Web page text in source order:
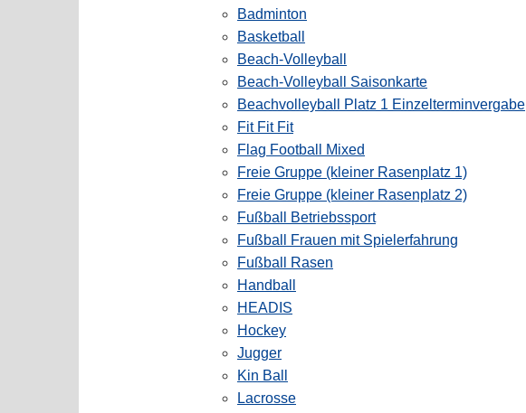
Badminton
Basketball
Beach-Volleyball
Beach-Volleyball Saisonkarte
Beachvolleyball Platz 1 Einzelterminvergabe
Fit Fit Fit
Flag Football Mixed
Freie Gruppe (kleiner Rasenplatz 1)
Freie Gruppe (kleiner Rasenplatz 2)
Fußball Betriebssport
Fußball Frauen mit Spielerfahrung
Fußball Rasen
Handball
HEADIS
Hockey
Jugger
Kin Ball
Lacrosse